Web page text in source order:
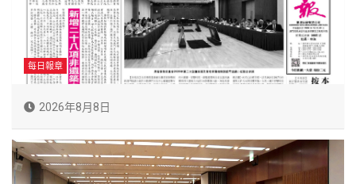
每日報章
2026年8月8日